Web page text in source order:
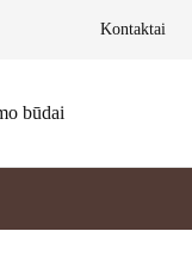
Kontaktai
būdai